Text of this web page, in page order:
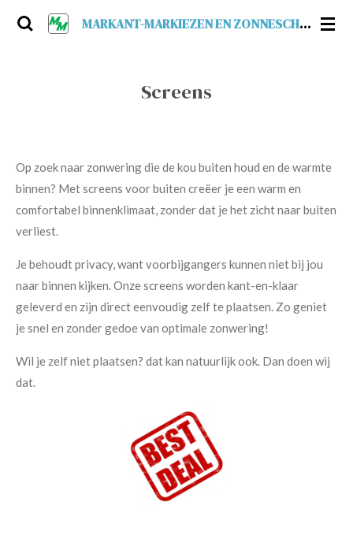
Ga
MARKANT-MARKIEZEN EN ZONNESCHERMEN
Screens
Op zoek naar zonwering die de kou buiten houd en de warmte
binnen? Met screens voor buiten creëer je een warm en
comfortabel binnenklimaat, zonder dat je het zicht naar buiten
verliest.
Je behoudt privacy, want voorbijgangers kunnen niet bij jou
naar binnen kijken. Onze screens worden kant-en-klaar
geleverd en zijn direct eenvoudig zelf te plaatsen. Zo geniet
je snel en zonder gedoe van optimale zonwering!
Wil je zelf niet plaatsen? dat kan natuurlijk ook. Dan doen wij
dat.